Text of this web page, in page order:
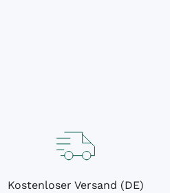
Kostenloser Versand (DE)